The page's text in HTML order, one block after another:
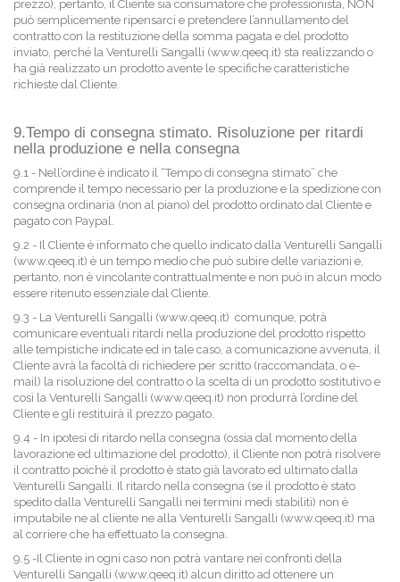
prezzo), pertanto, il Cliente sia consumatore che professionista, NON
può semplicemente ripensarci e pretendere l’annullamento del
contratto con la restituzione della somma pagata e del prodotto
inviato, perché la Venturelli Sangalli (www.qeeq.it) sta realizzando o
ha già realizzato un prodotto avente le specifiche caratteristiche
richieste dal Cliente.
9.Tempo di consegna stimato. Risoluzione per ritardi
nella produzione e nella consegna
9.1 - Nell’ordine è indicato il “Tempo di consegna stimato” che
comprende il tempo necessario per la produzione e la spedizione con
consegna ordinaria (non al piano) del prodotto ordinato dal Cliente e
pagato con Paypal.
9.2 - Il Cliente è informato che quello indicato dalla Venturelli Sangalli
(www.qeeq.it) è un tempo medio che può subire delle variazioni e,
pertanto, non è vincolante contrattualmente e non può in alcun modo
essere ritenuto essenziale dal Cliente.
9.3 - La Venturelli Sangalli (www.qeeq.it) comunque, potrà
comunicare eventuali ritardi nella produzione del prodotto rispetto
alle tempistiche indicate ed in tale caso, a comunicazione avvenuta, il
Cliente avrà la facoltà di richiedere per scritto (raccomandata, o e-
mail) la risoluzione del contratto o la scelta di un prodotto sostitutivo e
così la Venturelli Sangalli (www.qeeq.it) non produrrà l’ordine del
Cliente e gli restituirà il prezzo pagato.
9.4 - In ipotesi di ritardo nella consegna (ossia dal momento della
lavorazione ed ultimazione del prodotto), il Cliente non potrà risolvere
il contratto poichè il prodotto è stato già lavorato ed ultimato dalla
Venturelli Sangalli. Il ritardo nella consegna (se il prodotto è stato
spedito dalla Venturelli Sangalli nei termini medi stabiliti) non è
imputabile ne al cliente ne alla Venturelli Sangalli (www.qeeq.it) ma
al corriere che ha effettuato la consegna.
9.5 -Il Cliente in ogni caso non potrà vantare nei confronti della
Venturelli Sangalli (www.qeeq.it) alcun diritto ad ottenere un